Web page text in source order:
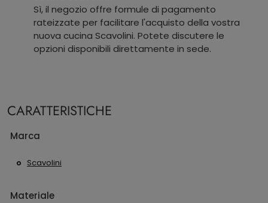
Sì, il negozio offre formule di pagamento
rateizzate per facilitare l'acquisto della vostra
nuova cucina Scavolini. Potete discutere le
opzioni disponibili direttamente in sede.
CARATTERISTICHE
Marca
Scavolini
Materiale